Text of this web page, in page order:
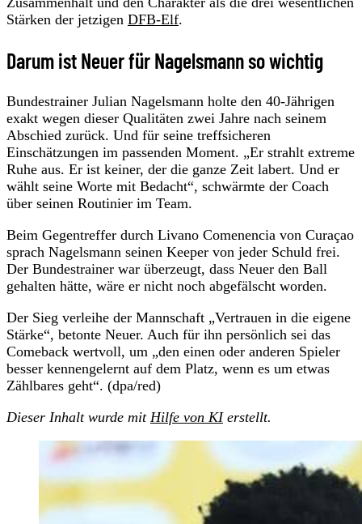
Stärken der jetzigen DFB-Elf.
Darum ist Neuer für Nagelsmann so wichtig
Bundestrainer Julian Nagelsmann holte den 40-Jährigen
exakt wegen dieser Qualitäten zwei Jahre nach seinem
Abschied zurück. Und für seine treffsicheren
Einschätzungen im passenden Moment. „Er strahlt extreme
Ruhe aus. Er ist keiner, der die ganze Zeit labert. Und er
wählt seine Worte mit Bedacht“, schwärmte der Coach
über seinen Routinier im Team.
Beim Gegentreffer durch Livano Comenencia von Curaçao
sprach Nagelsmann seinen Keeper von jeder Schuld frei.
Der Bundestrainer war überzeugt, dass Neuer den Ball
gehalten hätte, wäre er nicht noch abgefälscht worden.
Der Sieg verleihe der Mannschaft „Vertrauen in die eigene
Stärke“, betonte Neuer. Auch für ihn persönlich sei das
Comeback wertvoll, um „den einen oder anderen Spieler
besser kennengelernt auf dem Platz, wenn es um etwas
Zählbares geht“. (dpa/red)
Dieser Inhalt wurde mit Hilfe von KIerstellt.